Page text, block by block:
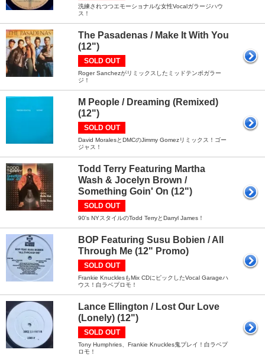
洗練されつつエモーショナルな女性Vocalガラージハウ
ス！
The Pasadenas / Make It With You
(12")
SOLD OUT
Roger Sanchezがリミックスしたミッドテンポガラー
ジ！
M People / Dreaming (Remixed)
(12")
SOLD OUT
David MoralesとDMCのJimmy Gomezリミックス！ゴー
ジャス！
Todd Terry Featuring Martha
Wash & Jocelyn Brown /
Something Goin' On (12")
SOLD OUT
90's NYスタイルのTodd TerryとDarryl James！
BOP Featuring Susu Bobien / All
Through Me (12" Promo)
SOLD OUT
Frankie KnucklesもMix CDにピックしたVocal Garageハ
ウス！白ラベプロモ！
Lance Ellington / Lost Our Love
(Lonely) (12")
SOLD OUT
Tony Humphries、Frankie Knuckles鬼プレイ！白ラベプ
ロモ！